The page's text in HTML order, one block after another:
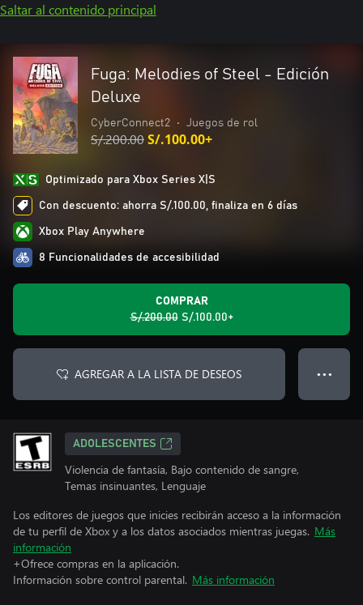
Saltar al contenido principal
Fuga: Melodies of Steel - Edición
Deluxe
CyberConnect2 • Juegos de rol
S/.200.00S/.100.00+
Optimizado para Xbox Series X|S
Con descuento: ahorra S/.100.00, finaliza en 6 días
Xbox Play Anywhere
8 Funcionalidades de accesibilidad
COMPRAR
S/.200.00 S/.100.00+
AGREGAR A LA LISTA DE DESEOS ● ● ●
ADOLESCENTES
Violencia de fantasía, Bajo contenido de sangre,
Temas insinuantes, Lenguaje
Los editores de juegos que inicies recibirán acceso a la información
de tu perfil de Xbox y a los datos asociados mientras juegas. Más
información
+Ofrece compras en la aplicación.
Información sobre control parental. Más información